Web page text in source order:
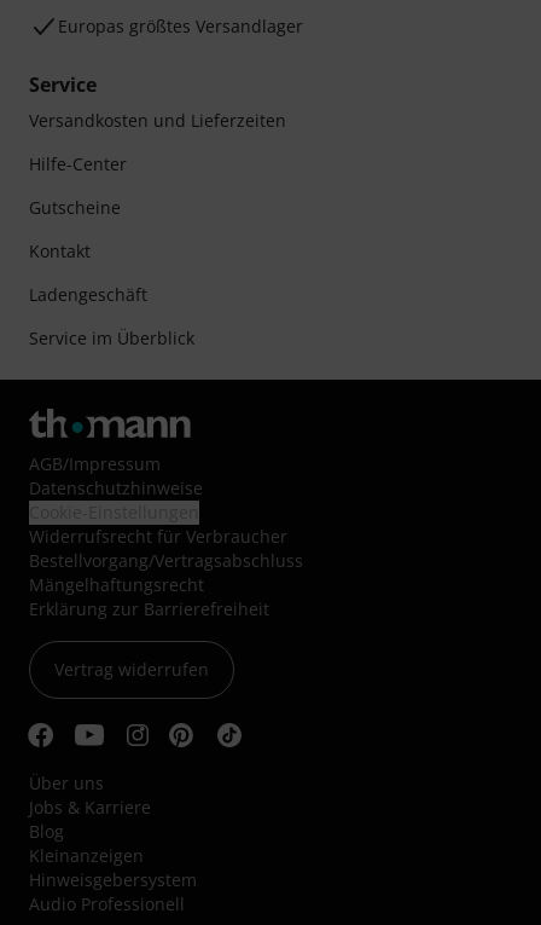
Europas größtes Versandlager
Service
Versandkosten und Lieferzeiten
Hilfe-Center
Gutscheine
Kontakt
Ladengeschäft
Service im Überblick
AGB/Impressum
Datenschutzhinweise
Widerrufsrecht für Verbraucher
Bestellvorgang/Vertragsabschluss
Mängelhaftungsrecht
Erklärung zur Barrierefreiheit
Vertrag widerrufen
Über uns
Jobs & Karriere
Blog
Kleinanzeigen
Hinweisgebersystem
Audio Professionell